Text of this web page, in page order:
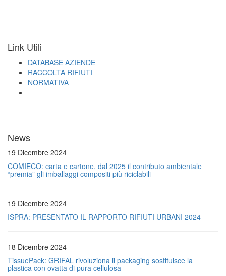
Link Utili
DATABASE AZIENDE
RACCOLTA RIFIUTI
NORMATIVA
News
19 Dicembre 2024
COMIECO: carta e cartone, dal 2025 il contributo ambientale
“premia” gli imballaggi compositi più riciclabili
19 Dicembre 2024
ISPRA: PRESENTATO IL RAPPORTO RIFIUTI URBANI 2024
18 Dicembre 2024
TissuePack: GRIFAL rivoluziona il packaging sostituisce la
plastica con ovatta di pura cellulosa